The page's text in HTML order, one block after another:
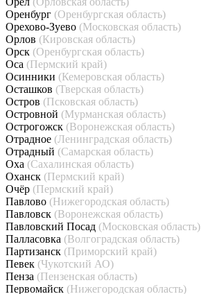
Оренбург (Оренбургская область)
Орехово-Зуево (Московская область)
Орлов (Кировская область)
Орск (Оренбургская область)
Оса (Пермский край)
Осинники (Кемеровская область)
Осташков (Тверская область)
Остров (Псковская область)
Островной (Мурманская область)
Острогожск (Воронежская область)
Отрадное (Ленинградская область)
Отрадный (Самарская область)
Оха (Сахалинская область)
Оханск (Пермский край)
Очёр (Пермский край)
Павлово (Нижегородская область)
Павловск (Воронежская область)
Павловский Посад (Московская область)
Палласовка (Волгоградская область)
Партизанск (Приморский край)
Певек (Чукотский АО)
Пенза (Пензенская область)
Первомайск (Нижегородская область)